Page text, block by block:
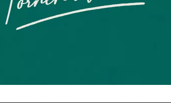
per rebre comunicacions
amb el servei. Aquest
ser revocat en qualsevol moment
de baixa present a tots els correus.